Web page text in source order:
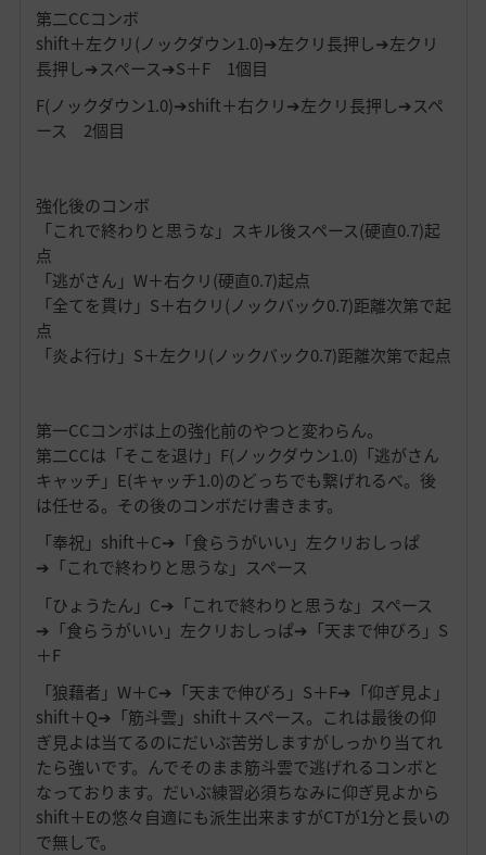
第二CCコンボ
shift＋左クリ(ノックダウン1.0)➔左クリ長押し➔左クリ
長押し➔スペース➔S＋F 1個目
F(ノックダウン1.0)➔shift＋右クリ➔左クリ長押し➔スペ
ース 2個目
強化後のコンボ
「これで終わりと思うな」スキル後スペース(硬直0.7)起
点
「逃がさん」W＋右クリ(硬直0.7)起点
「全てを貫け」S＋右クリ(ノックバック0.7)距離次第で起
点
「炎よ行け」S＋左クリ(ノックバック0.7)距離次第で起点
第一CCコンボは上の強化前のやつと変わらん。
第二CCは「そこを退け」F(ノックダウン1.0)「逃がさん
キャッチ」E(キャッチ1.0)のどっちでも繋げれるべ。後
は任せる。その後のコンボだけ書きます。
「奉祝」shift＋C➔「食らうがいい」左クリおしっぱ
➔「これで終わりと思うな」スペース
「ひょうたん」C➔「これで終わりと思うな」スペース
➔「食らうがいい」左クリおしっぱ➔「天まで伸びろ」S
＋F
「狼藉者」W＋C➔「天まで伸びろ」S＋F➔「仰ぎ見よ」
shift＋Q➔「筋斗雲」shift＋スペース。これは最後の仰
ぎ見よは当てるのにだいぶ苦労しますがしっかり当てれ
たら強いです。んでそのまま筋斗雲で逃げれるコンボと
なっております。だいぶ練習必須ちなみに仰ぎ見よから
shift＋Eの悠々自適にも派生出来ますがCTが1分と長いの
で無しで。